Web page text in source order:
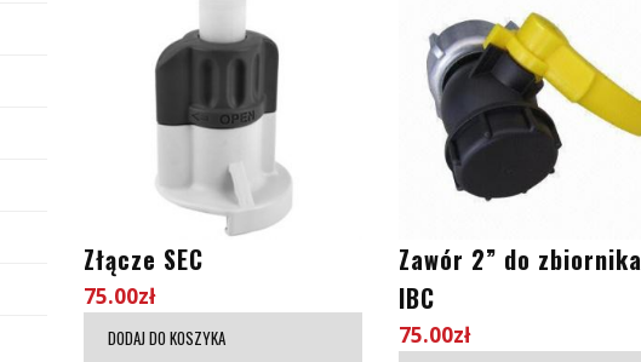
Złącze SEC
75.00zł
DODAJ DO KOSZYKA
Zawór 2” do zbiornika
IBC
75.00zł